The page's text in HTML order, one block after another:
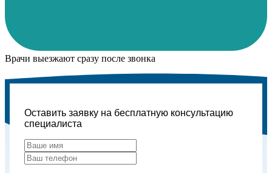
Врачи выезжают сразу после звонка
Оставить заявку на бесплатную консультацию
специалиста